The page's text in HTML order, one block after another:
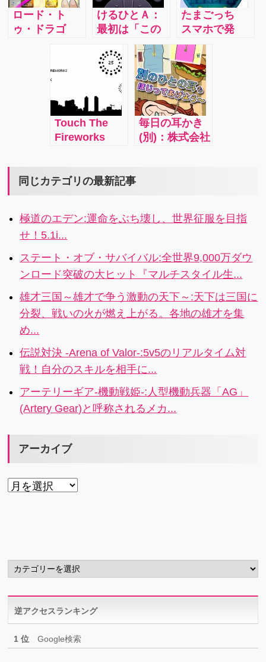
のです！女性
でも楽しめる
ゲームパズル
＆ドラゴンズ
(パズドラ)
ロード・ト
ゥ・ドラゴ
る！パネルタ
クターを操作
しドラゴンを
倒しレアユニ
ットをゲッ
イ！
けるひとＡ：
最初は「この
ゲーム大丈夫
かな」と思っ
ていたんで
す。白黒で色
がないし、キ
ャラクターも
棒人間で少し
手を抜いてる
間違いで、面
さん詰まった
たまごっち
スマホで発
見！！：簡
単・かわい
い・くせにな
る というこ
とで、小さな
子から大人ま
でハマってし
まうプレイヤ
Touch The
Fireworks
チしていく脳
ランキングも
あり、地味に
はまります
よ！
毎日の耳かき
(別)：株式会社
三作目。元カ
人に猫と別の
人の耳の中を
右へ左へ探り
にさぐって、
耳くそを集め
るというバカ
はまっちゃう
おもしろアプ
同じカテゴリの最新記事
極道のエデン:運命をぶち壊し、世界征服を目指
せ！5.1i...
ステート・オブ・サバイバル:全世界9,000万ダウ
ンロード突破の大ヒット『マルチスタイル生...
雄才三国～雄才で争う激動の天下～:天下は三国に
分裂、戦いの火が燃え上がる。各地の雄才を集
め...
伝説対決 -Arena of Valor-:5v5のリアルタイム対
戦！自分のスキルを相手に...
アーテリーギア-機動戦姫-:人型機動兵器「AG」
(Artery Gear)と呼称されるメカ...
アーカイブ
ア
カ
テ
リ
ー逆アクセスランキング
1 位 Google検索